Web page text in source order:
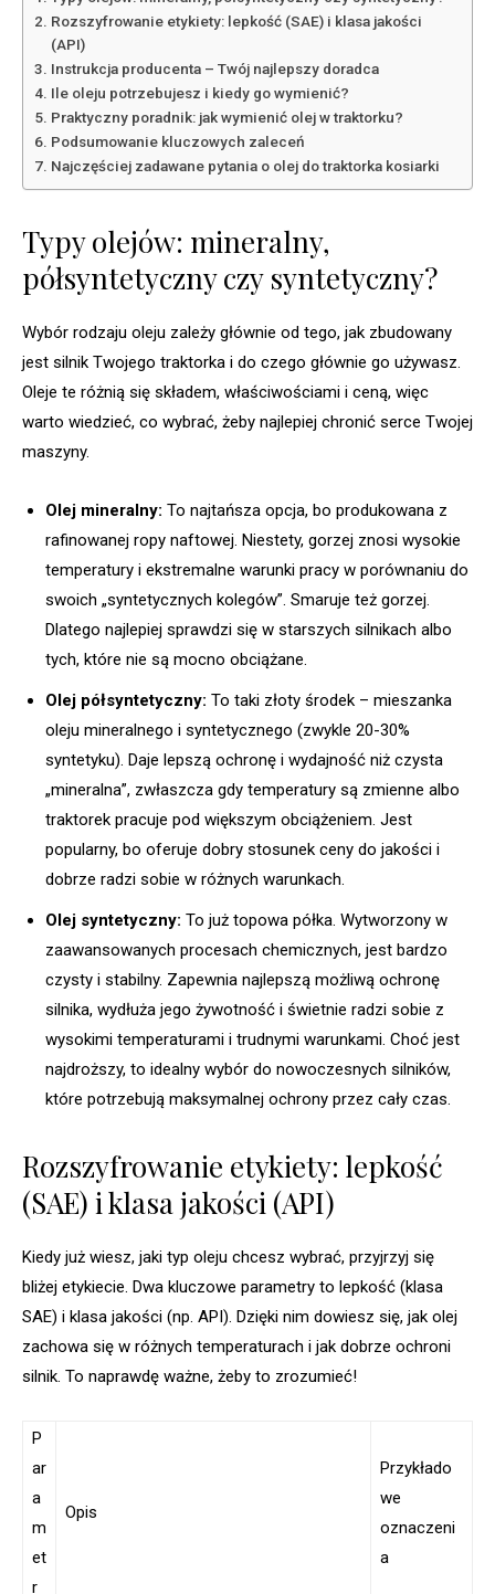
Rozszyfrowanie etykiety: lepkość (SAE) i klasa jakości
(API)
Instrukcja producenta – Twój najlepszy doradca
Ile oleju potrzebujesz i kiedy go wymienić?
Praktyczny poradnik: jak wymienić olej w traktorku?
Podsumowanie kluczowych zaleceń
Najczęściej zadawane pytania o olej do traktorka kosiarki
Typy olejów: mineralny,
półsyntetyczny czy syntetyczny?
Wybór rodzaju oleju zależy głównie od tego, jak zbudowany
jest silnik Twojego traktorka i do czego głównie go używasz.
Oleje te różnią się składem, właściwościami i ceną, więc
warto wiedzieć, co wybrać, żeby najlepiej chronić serce Twojej
maszyny.
Olej mineralny: To najtańsza opcja, bo produkowana z
rafinowanej ropy naftowej. Niestety, gorzej znosi wysokie
temperatury i ekstremalne warunki pracy w porównaniu do
swoich „syntetycznych kolegów”. Smaruje też gorzej.
Dlatego najlepiej sprawdzi się w starszych silnikach albo
tych, które nie są mocno obciążane.
Olej półsyntetyczny: To taki złoty środek – mieszanka
oleju mineralnego i syntetycznego (zwykle 20-30%
syntetyku). Daje lepszą ochronę i wydajność niż czysta
„mineralna”, zwłaszcza gdy temperatury są zmienne albo
traktorek pracuje pod większym obciążeniem. Jest
popularny, bo oferuje dobry stosunek ceny do jakości i
dobrze radzi sobie w różnych warunkach.
Olej syntetyczny: To już topowa półka. Wytworzony w
zaawansowanych procesach chemicznych, jest bardzo
czysty i stabilny. Zapewnia najlepszą możliwą ochronę
silnika, wydłuża jego żywotność i świetnie radzi sobie z
wysokimi temperaturami i trudnymi warunkami. Choć jest
najdroższy, to idealny wybór do nowoczesnych silników,
które potrzebują maksymalnej ochrony przez cały czas.
Rozszyfrowanie etykiety: lepkość
(SAE) i klasa jakości (API)
Kiedy już wiesz, jaki typ oleju chcesz wybrać, przyjrzyj się
bliżej etykiecie. Dwa kluczowe parametry to lepkość (klasa
SAE) i klasa jakości (np. API). Dzięki nim dowiesz się, jak olej
zachowa się w różnych temperaturach i jak dobrze ochroni
silnik. To naprawdę ważne, żeby to zrozumieć!
P
ar
a
m
et
r
Opis
Przykłado
we
oznaczeni
a